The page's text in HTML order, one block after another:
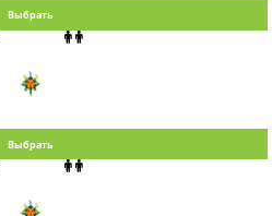
Выбрать
Выбрать